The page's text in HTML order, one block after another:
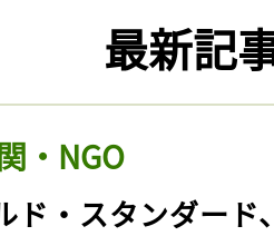
最新記
・NGO
ド・スタンダード